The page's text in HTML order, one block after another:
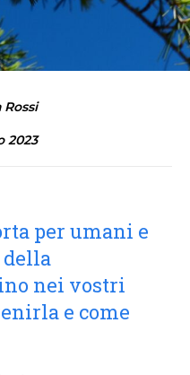
Rossi
2023
per umani e
della
nei vostri
e come